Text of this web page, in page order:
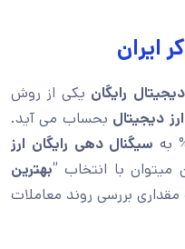
ایران
رایگان یکی از روش
دیجیتال بحساب می آید.
سیگنال دهی رایگان ارز
میتوان با انتخاب “بهترین
مقداری بررسی روند معاملات